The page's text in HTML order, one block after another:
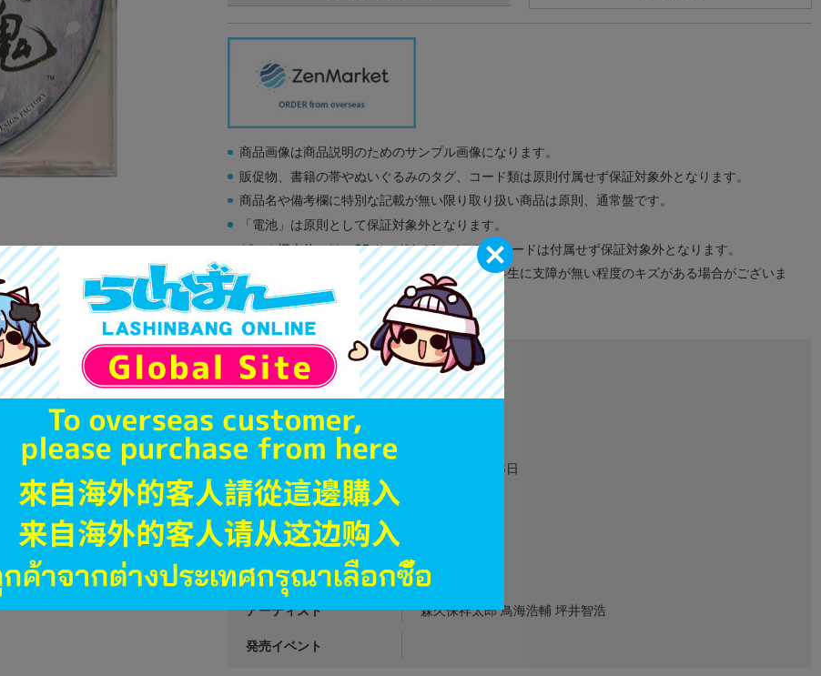
商品画像は商品説明のためのサンプル画像になります。
販促物、書籍の帯やぬいぐるみのタグ、コード類は原則付属せず保証対象外となります。
商品名や備考欄に特別な記載が無い限り取り扱い商品は原則、通常盤です。
「電池」は原則として保証対象外となります。
ゲーム機本体には、SDカードなどのメモリーカードは付属せず保証対象外となります。
ディスク類の読み取り面のキズに関しまして再生に支障が無い程度のキズがある場合がございま
す。
※詳細につきましてはコチラ
JANコード
商品番号 L06821272
商品カテゴリ
発売日 2016年07月16日
枚数
属性
型番
アーティスト 森久保祥太郎 鳥海浩輔 坪井智浩
発売イベント